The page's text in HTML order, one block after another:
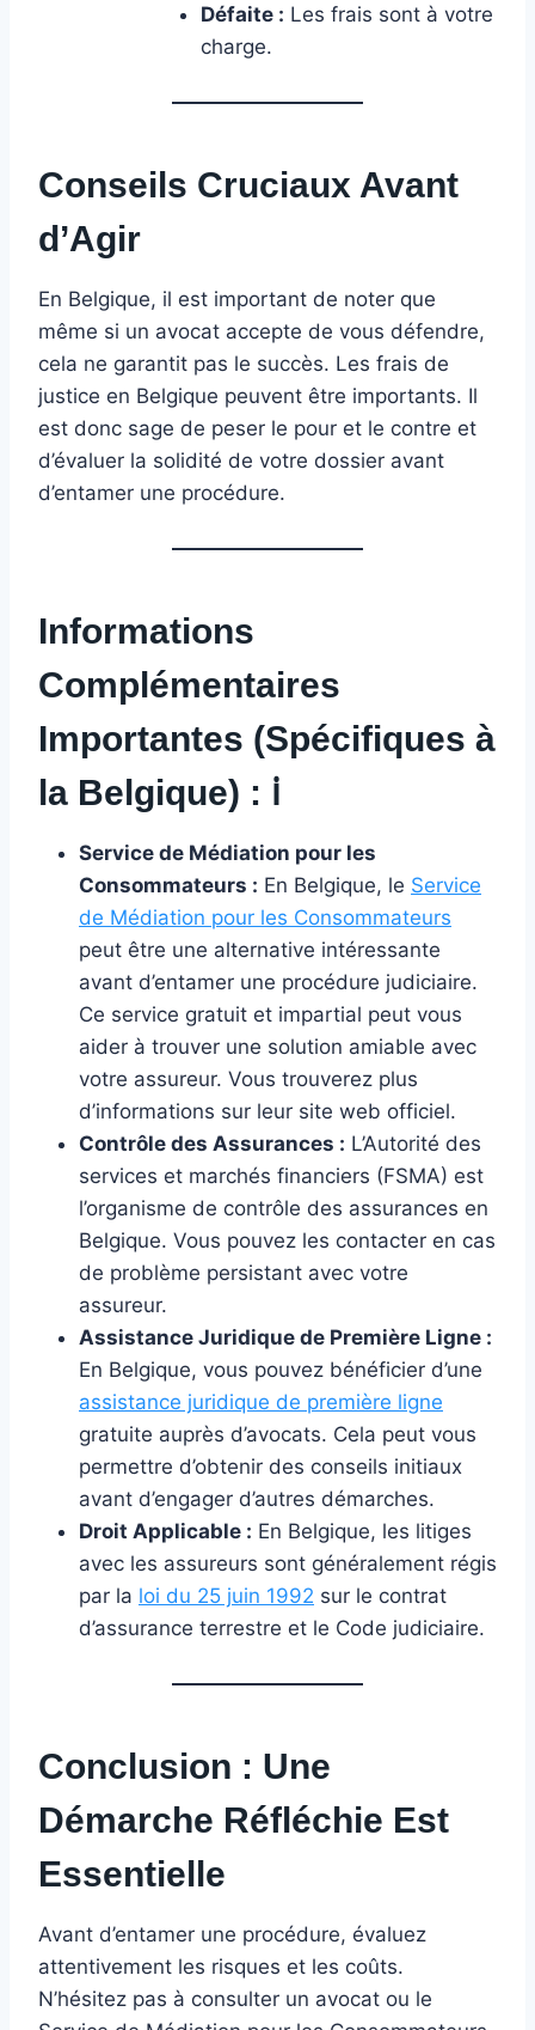
Défaite : Les frais sont à votre
charge.
Conseils Cruciaux Avant
d’Agir
En Belgique, il est important de noter que
même si un avocat accepte de vous défendre,
cela ne garantit pas le succès. Les frais de
justice en Belgique peuvent être importants. Il
est donc sage de peser le pour et le contre et
d’évaluer la solidité de votre dossier avant
d’entamer une procédure.
Informations
Complémentaires
Importantes (Spécifiques à
la Belgique) : ℹ️
Service de Médiation pour les
Consommateurs : En Belgique, le Service
de Médiation pour les Consommateurs
peut être une alternative intéressante
avant d’entamer une procédure judiciaire.
Ce service gratuit et impartial peut vous
aider à trouver une solution amiable avec
votre assureur. Vous trouverez plus
d’informations sur leur site web officiel.
Contrôle des Assurances : L’Autorité des
services et marchés financiers (FSMA) est
l’organisme de contrôle des assurances en
Belgique. Vous pouvez les contacter en cas
de problème persistant avec votre
assureur.
Assistance Juridique de Première Ligne :
En Belgique, vous pouvez bénéficier d’une
assistance juridique de première ligne
gratuite auprès d’avocats. Cela peut vous
permettre d’obtenir des conseils initiaux
avant d’engager d’autres démarches.
Droit Applicable : En Belgique, les litiges
avec les assureurs sont généralement régis
par la loi du 25 juin 1992 sur le contrat
d’assurance terrestre et le Code judiciaire.
Conclusion : Une
Démarche Réfléchie Est
Essentielle
Avant d’entamer une procédure, évaluez
attentivement les risques et les coûts.
N’hésitez pas à consulter un avocat ou le